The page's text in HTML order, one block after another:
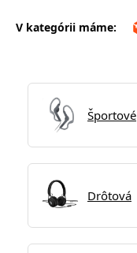
V kategórii máme:
Športové
Drôtová